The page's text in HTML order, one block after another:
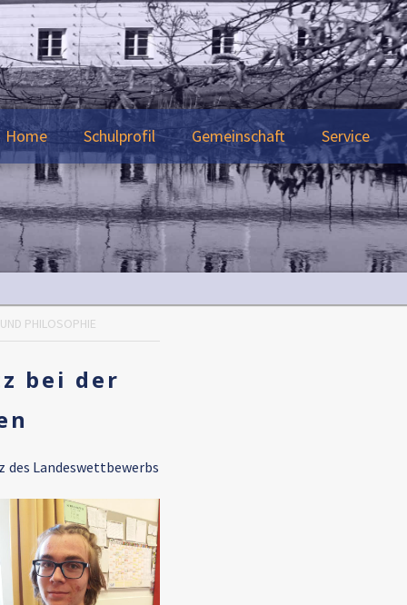
Home Schulprofil Gemeinschaft Service
PHILOSOPHIE
bei der
des Landeswettbewerbs